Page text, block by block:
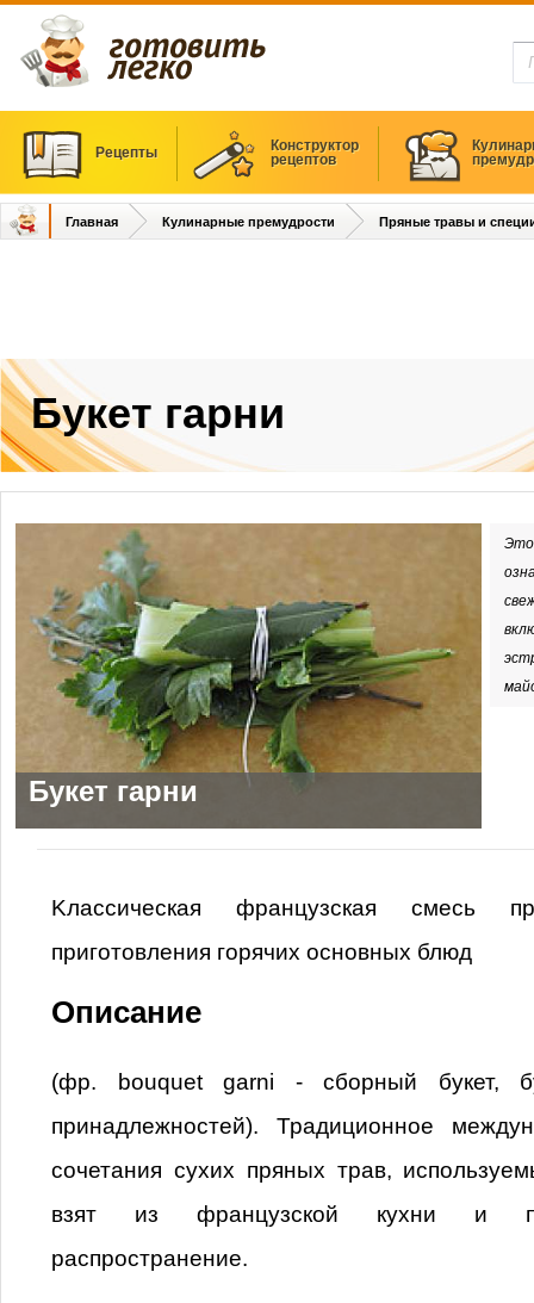
Рецепты
Конструктор
рецептов
Главная Кулинарные премудрости Пряные травы и
Букет гарни
Это
Букет гарни
Kлассическая французская смесь
приготовления горячих основных блюд
Описание
(фр. bouquet garni - сборный букет,
принадлежностей). Традиционное
сочетания сухих пряных трав,
взят из французской кухни и
распространение.